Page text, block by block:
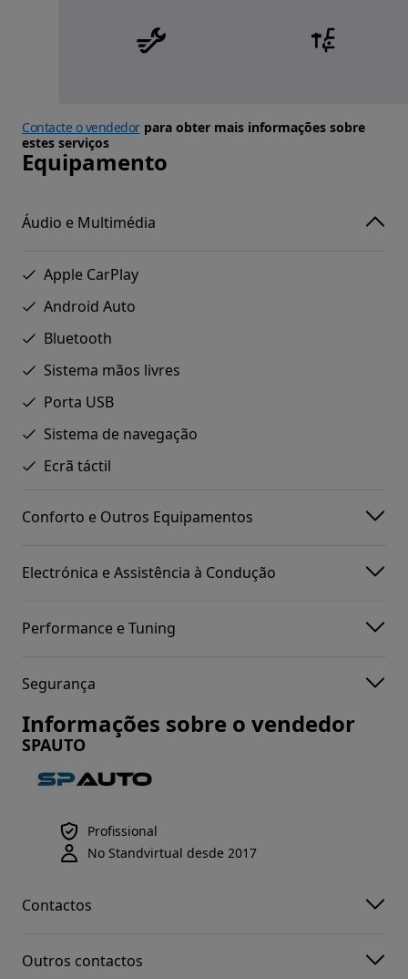
Contacte o vendedorpara obter mais informações sobre
estes serviços
Equipamento
Áudio e Multimédia
Apple CarPlay
Android Auto
Bluetooth
Sistema mãos livres
Porta USB
Sistema de navegação
Ecrã táctil
Conforto e Outros Equipamentos
Electrónica e Assistência à Condução
Performance e Tuning
Segurança
Informações sobre o vendedor
SPAUTO
Profissional
No Standvirtual desde 2017
Contactos
Outros contactos